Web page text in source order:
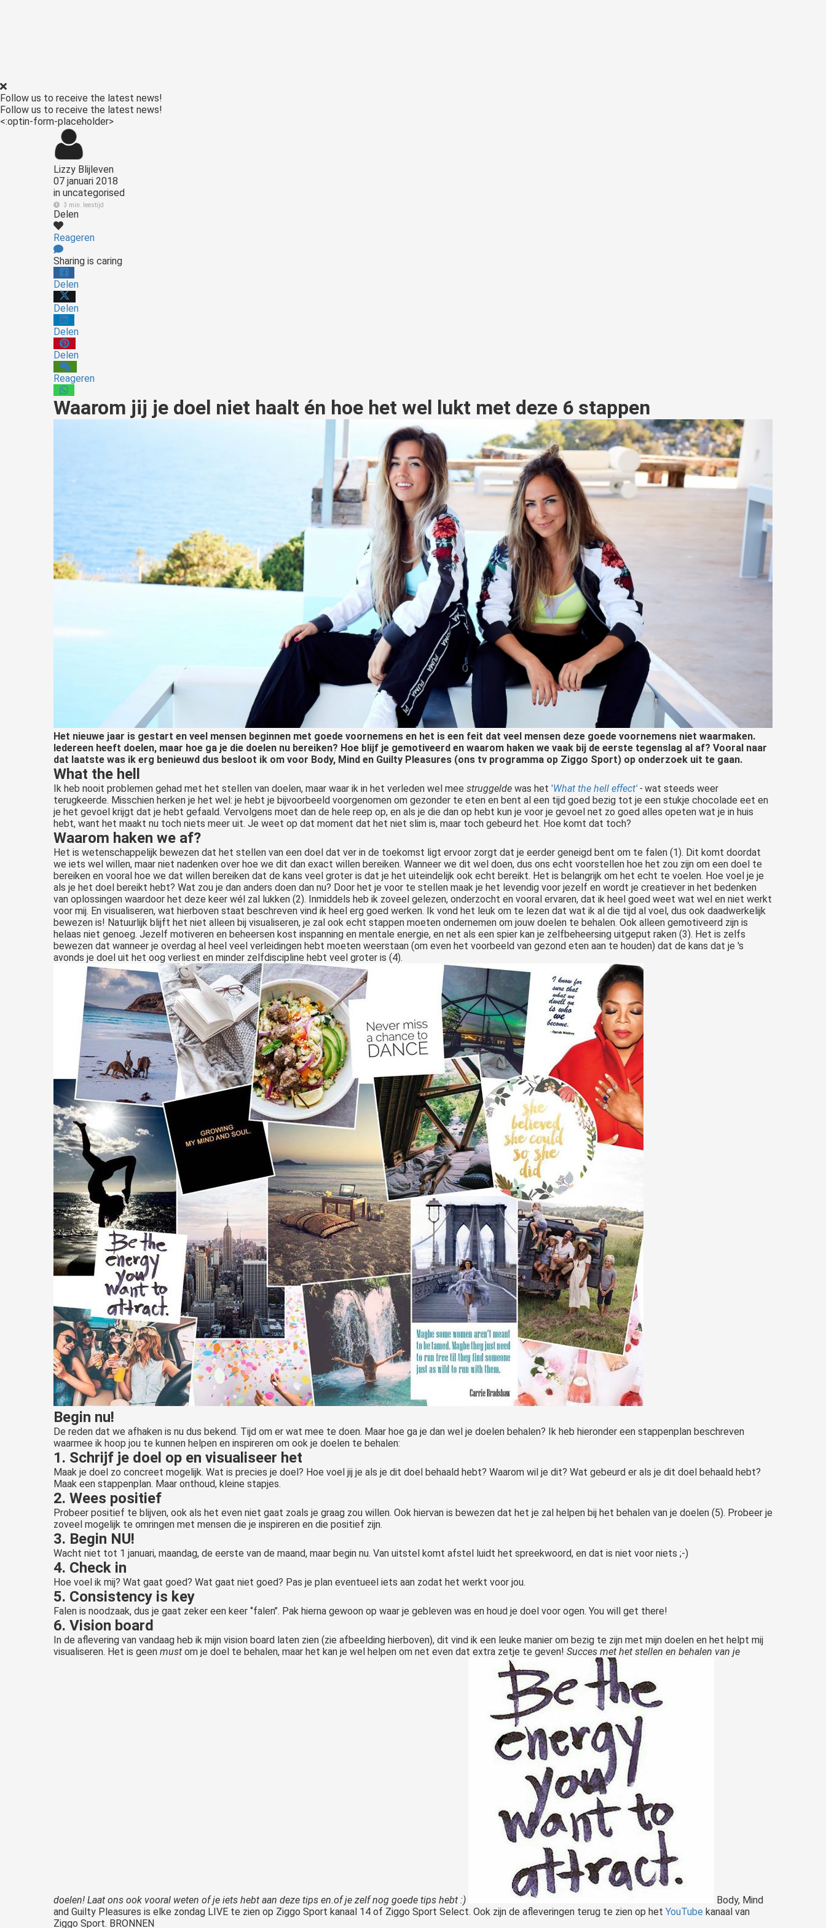
Follow us to receive the latest news!
Follow us to receive the latest news!
<:optin-form-placeholder>
Lizzy Blijleven
07 januari 2018
in uncategorised
3 min. leestijd
Delen
Reageren
Sharing is caring
Delen
Delen
Delen
Delen
Reageren
Waarom jij je doel niet haalt én hoe het wel lukt met deze 6 stappen
Het nieuwe jaar is gestart en veel mensen beginnen met goede voornemens en het is een feit dat veel mensen deze goede voornemens niet waarmaken.
Iedereen heeft doelen, maar hoe ga je die doelen nu bereiken? Hoe blijf je gemotiveerd en waarom haken we vaak bij de eerste tegenslag al af? Vooral naar
dat laatste was ik erg benieuwd dus besloot ik om voor Body, Mind en Guilty Pleasures (ons tv programma op Ziggo Sport) op onderzoek uit te gaan.
What the hell
Ik heb nooit problemen gehad met het stellen van doelen, maar waar ik in het verleden wel mee struggelde was het 'What the hell effect' - wat steeds weer
terugkeerde. Misschien herken je het wel: je hebt je bijvoorbeeld voorgenomen om gezonder te eten en bent al een tijd goed bezig tot je een stukje chocolade eet en
je het gevoel krijgt dat je hebt gefaald. Vervolgens moet dan de hele reep op, en als je die dan op hebt kun je voor je gevoel net zo goed alles opeten wat je in huis
hebt, want het maakt nu toch niets meer uit. Je weet op dat moment dat het niet slim is, maar toch gebeurd het. Hoe komt dat toch?
Waarom haken we af?
Het is wetenschappelijk bewezen dat het stellen van een doel dat ver in de toekomst ligt ervoor zorgt dat je eerder geneigd bent om te falen (1). Dit komt doordat
we iets wel willen, maar niet nadenken over hoe we dit dan exact willen bereiken. Wanneer we dit wel doen, dus ons echt voorstellen hoe het zou zijn om een doel te
bereiken en vooral hoe we dat willen bereiken dat de kans veel groter is dat je het uiteindelijk ook echt bereikt. Het is belangrijk om het echt te voelen. Hoe voel je je
als je het doel bereikt hebt? Wat zou je dan anders doen dan nu? Door het je voor te stellen maak je het levendig voor jezelf en wordt je creatiever in het bedenken
van oplossingen waardoor het deze keer wél zal lukken (2). Inmiddels heb ik zoveel gelezen, onderzocht en vooral ervaren, dat ik heel goed weet wat wel en niet werkt
voor mij. En visualiseren, wat hierboven staat beschreven vind ik heel erg goed werken. Ik vond het leuk om te lezen dat wat ik al die tijd al voel, dus ook daadwerkelijk
bewezen is! Natuurlijk blijft het niet alleen bij visualiseren, je zal ook echt stappen moeten ondernemen om jouw doelen te behalen. Ook alleen gemotiveerd zijn is
helaas niet genoeg. Jezelf motiveren en beheersen kost inspanning en mentale energie, en net als een spier kan je zelfbeheersing uitgeput raken (3). Het is zelfs
bewezen dat wanneer je overdag al heel veel verleidingen hebt moeten weerstaan (om even het voorbeeld van gezond eten aan te houden) dat de kans dat je 's
avonds je doel uit het oog verliest en minder zelfdiscipline hebt veel groter is (4).
Begin nu!
De reden dat we afhaken is nu dus bekend. Tijd om er wat mee te doen. Maar hoe ga je dan wel je doelen behalen? Ik heb hieronder een stappenplan beschreven
waarmee ik hoop jou te kunnen helpen en inspireren om ook je doelen te behalen:
1. Schrijf je doel op en visualiseer het
Maak je doel zo concreet mogelijk. Wat is precies je doel? Hoe voel jij je als je dit doel behaald hebt? Waarom wil je dit? Wat gebeurd er als je dit doel behaald hebt?
Maak een stappenplan. Maar onthoud, kleine stapjes.
2. Wees positief
Probeer positief te blijven, ook als het even niet gaat zoals je graag zou willen. Ook hiervan is bewezen dat het je zal helpen bij het behalen van je doelen (5). Probeer je
zoveel mogelijk te omringen met mensen die je inspireren en die positief zijn.
3. Begin NU!
Wacht niet tot 1 januari, maandag, de eerste van de maand, maar begin nu. Van uitstel komt afstel luidt het spreekwoord, en dat is niet voor niets ;-)
4. Check in
Hoe voel ik mij? Wat gaat goed? Wat gaat niet goed? Pas je plan eventueel iets aan zodat het werkt voor jou.
5. Consistency is key
Falen is noodzaak, dus je gaat zeker een keer ‘’falen’’. Pak hierna gewoon op waar je gebleven was en houd je doel voor ogen. You will get there!
6. Vision board
In de aflevering van vandaag heb ik mijn vision board laten zien (zie afbeelding hierboven), dit vind ik een leuke manier om bezig te zijn met mijn doelen en het helpt mij
visualiseren. Het is geen must om je doel te behalen, maar het kan je wel helpen om net even dat extra zetje te geven! Succes met het stellen en behalen van je
doelen! Laat ons ook vooral weten of je iets hebt aan deze tips en.of je zelf nog goede tips hebt :)
Body, Mind
and Guilty Pleasures is elke zondag LIVE te zien op Ziggo Sport kanaal 14 of Ziggo Sport Select. Ook zijn de afleveringen terug te zien op het YouTube kanaal van
Ziggo Sport. BRONNEN